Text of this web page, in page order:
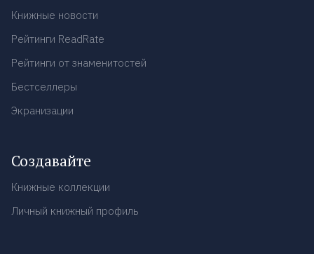
Книжные новости
Рейтинги ReadRate
Рейтинги от знаменитостей
Бестселлеры
Экранизации
Создавайте
Книжные коллекции
Личный книжный профиль